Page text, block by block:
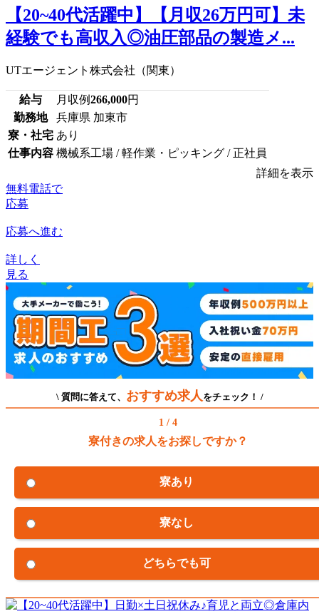
【20~40代活躍中】【月収26万円可】未
経験でも高収入◎油圧部品の製造メ...
UTエージェント株式会社（関東）
給与 月収例266,000円
勤務地
兵庫県 加東市
寮・社宅 あり
仕事内容 機械系工場 / 軽作業・ピッキング / 正社員
詳細を表示
無料電話で
応募
応募へ進む
詳しく
見る
\ 質問に答えて、 おすすめ求人 をチェック！ /
1 / 4
寮付きの求人をお探しですか？
寮あり
寮なし
どちらでも可